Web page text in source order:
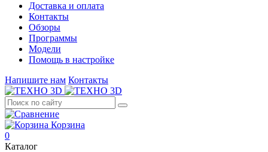
Доставка и оплата
Контакты
Обзоры
Программы
Модели
Помощь в настройке
Напишите нам Контакты
Корзина
0
Каталог